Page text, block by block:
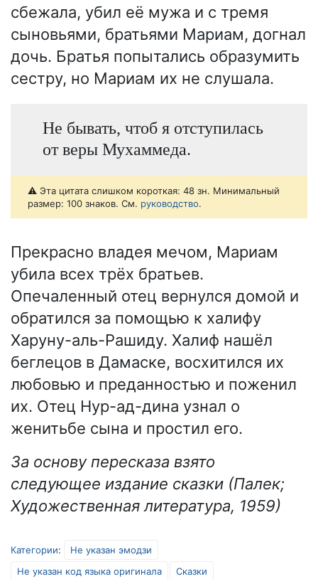
сбежала, убил её мужа и с тремя
сыновьями, братьями Мариам, догнал
дочь. Братья попытались образумить
сестру, но Мариам их не слушала.
Не бывать, чтоб я отступилась
от веры Мухаммеда.
⚠️ Эта цитата слишком короткая: 48 зн. Минимальный
размер: 100 знаков. См. руководство.
Прекрасно владея мечом, Мариам
убила всех трёх братьев.
Опечаленный отец вернулся домой и
обратился за помощью к халифу
Харуну-аль-Рашиду. Халиф нашёл
беглецов в Дамаске, восхитился их
любовью и преданностью и поженил
их. Отец Нур-ад-дина узнал о
женитьбе сына и простил его.
За основу пересказа взято
следующее издание сказки (Палек;
Художественная литература, 1959)
Категории:
Не указан эмодзи
Не указан код языка оригинала
Сказки